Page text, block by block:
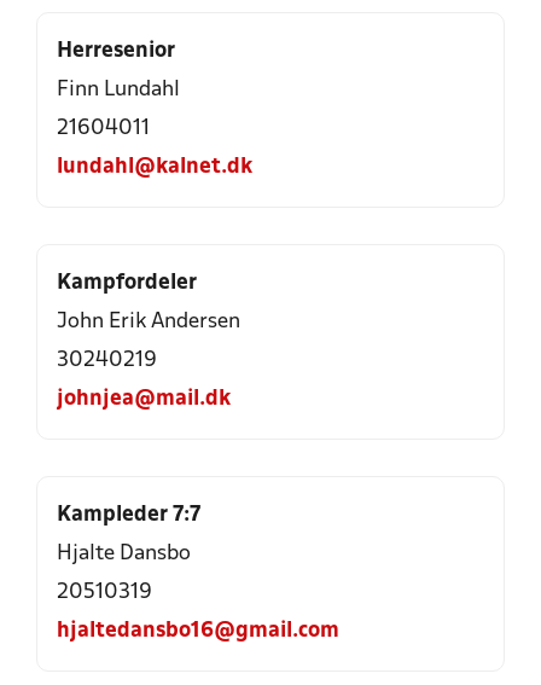
Herresenior
Finn Lundahl
21604011
lundahl@kalnet.dk
Kampfordeler
John Erik Andersen
30240219
johnjea@mail.dk
Kampleder 7:7
Hjalte Dansbo
20510319
hjaltedansbo16@gmail.com